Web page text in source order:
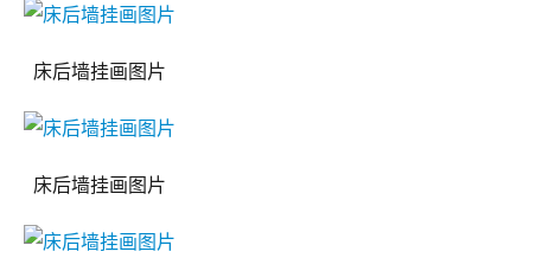
床后墙挂画图片
床后墙挂画图片